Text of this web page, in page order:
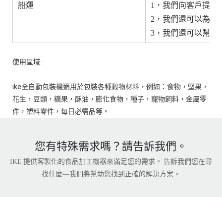
船運
1，我們向客戶提供
2，我們還可以為有
3，我們還可以幫助
使用區域:
ike全自動包裝機適用於包裝各種穀物材料，例如：食物，堅果，
花生，豆類，糖果，酥油，膨化食物，種子，寵物飼料，金屬零
您有特殊需求嗎？請告訴我們。
IKE 提供客製化的食品加工機器來滿足您的需求。 告訴我們您在尋
找什麼—我們將幫助您找到正確的解決方案。